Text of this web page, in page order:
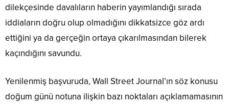
dilekçesinde davalıların haberin yayımlandığı sırada
iddiaların doğru olup olmadığını dikkatsizce göz ardı
ettiğini ya da gerçeğin ortaya çıkarılmasından bilerek
kaçındığını savundu.
Yenilenmiş başvuruda, Wall Street Journal’ın söz konusu
doğum günü notuna ilişkin bazı noktaları açıklamamasının